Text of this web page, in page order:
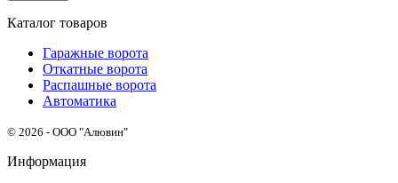
Каталог товаров
Гаражные ворота
Откатные ворота
Распашные ворота
Автоматика
© 2026 - ООО "Алювин"
Информация